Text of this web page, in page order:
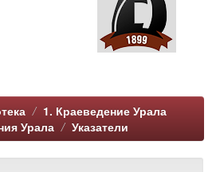
1. Краеведение Урала
Урала
Указатели